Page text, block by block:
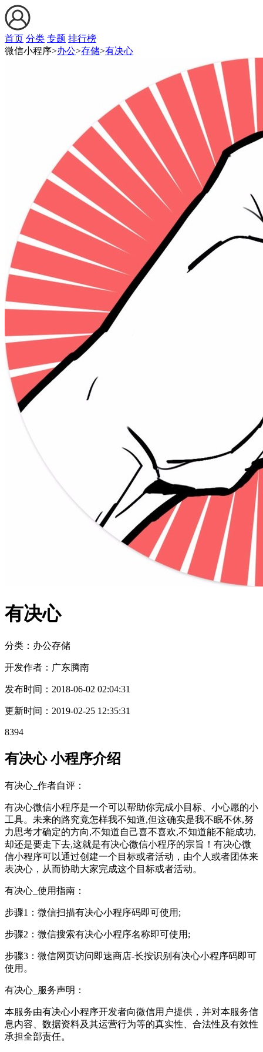
首页 分类 专题 排行榜
微信小程序>办公>存储>有决心
有决心
分类：办公存储
开发作者： 广东腾南
发布时间： 2018-06-02 02:04:31
更新时间： 2019-02-25 12:35:31
8394
有决心 小程序介绍
有决心_作者自评：
有决心微信小程序是一个可以帮助你完成小目标、小心愿的小
工具。未来的路究竟怎样我不知道,但这确实是我不眠不休,努
力思考才确定的方向,不知道自己喜不喜欢,不知道能不能成功,
却还是要走下去,这就是有决心微信小程序的宗旨！有决心微
信小程序可以通过创建一个目标或者活动，由个人或者团体来
表决心，从而协助大家完成这个目标或者活动。
有决心_使用指南：
步骤1：微信扫描有决心小程序码即可使用;
步骤2：微信搜索有决心小程序名称即可使用;
步骤3：微信网页访问即速商店-长按识别有决心小程序码即可
使用。
有决心_服务声明：
本服务由有决心小程序开发者向微信用户提供，并对本服务信
息内容、数据资料及其运营行为等的真实性、合法性及有效性
承担全部责任。